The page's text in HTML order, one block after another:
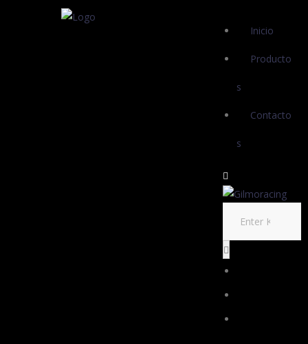
Inicio
Producto
s
Contacto
s